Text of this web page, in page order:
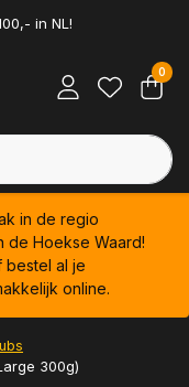
in NL!
0
in de regio
de Hoekse Waard!
bestel al je
online.
300g)